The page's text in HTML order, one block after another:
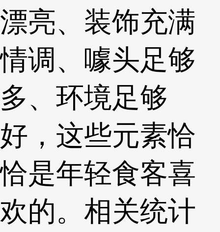
漂亮、装饰充满
情调、噱头足够
多、环境足够
好，这些元素恰
恰是年轻食客喜
欢的。相关统计